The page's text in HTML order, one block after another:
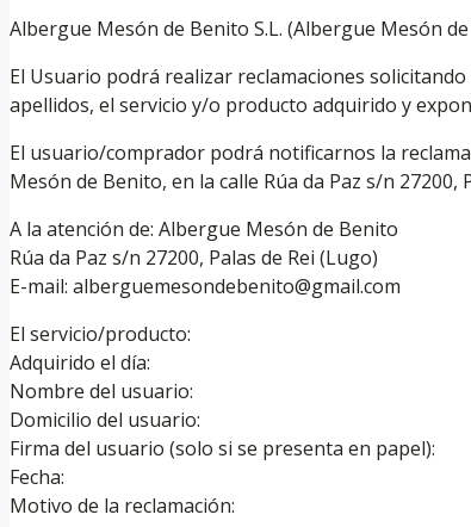
Albergue Mesón de Benito S.L. (Albergue Mesón
El Usuario podrá realizar reclamaciones
apellidos, el servicio y/o producto adquirido y
El usuario/comprador podrá notificarnos la
Mesón de Benito, en la calle Rúa da Paz s/n
A la atención de: Albergue Mesón de Benito
Rúa da Paz s/n 27200, Palas de Rei (Lugo)
E-mail: alberguemesondebenito@gmail.com
El servicio/producto:
Adquirido el día:
Nombre del usuario:
Domicilio del usuario:
Firma del usuario (solo si se presenta en papel):
Fecha:
Motivo de la reclamación: